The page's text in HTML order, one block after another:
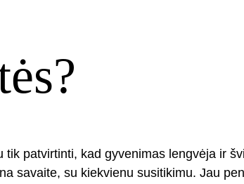
tik patvirtinti, kad gyvenimas lengvėja ir
savaite, su kiekvienu susitikimu. Jau